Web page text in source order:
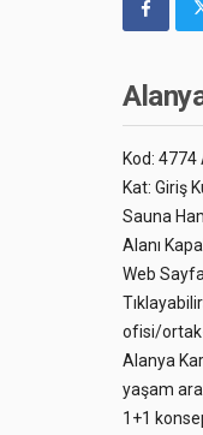
Kod: 4774
Kat: Giriş
Sauna
Alanı
Web
ofisi/
Alanya
yaşam
1+1